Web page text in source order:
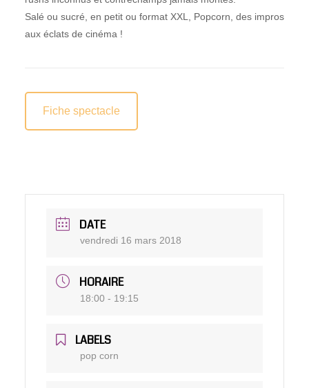
Salé ou sucré, en petit ou format XXL, Popcorn, des impros
aux éclats de cinéma !
Fiche spectacle
DATE
vendredi 16 mars 2018
HORAIRE
18:00 - 19:15
LABELS
pop corn